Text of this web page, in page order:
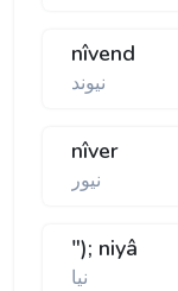
nîvend
نيوند
nîver
نيور
"); niyâ
نيا